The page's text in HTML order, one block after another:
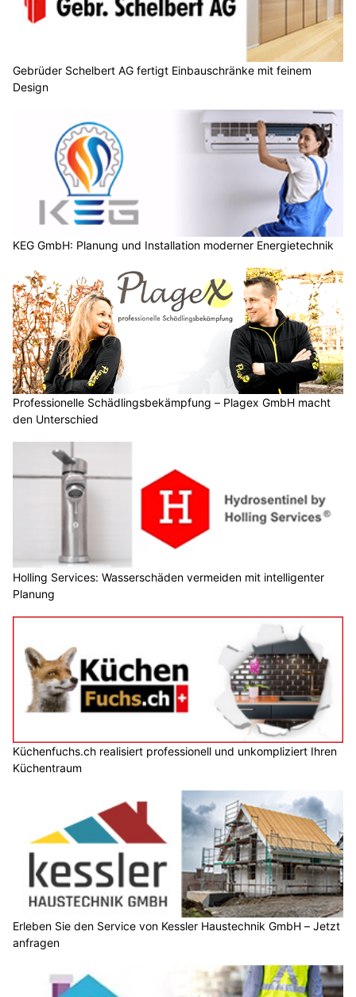
Gebrüder Schelbert AG fertigt Einbauschränke mit feinem
Design
KEG GmbH: Planung und Installation moderner Energietechnik
Professionelle Schädlingsbekämpfung – Plagex GmbH macht
den Unterschied
Holling Services: Wasserschäden vermeiden mit intelligenter
Planung
Küchenfuchs.ch realisiert professionell und unkompliziert Ihren
Küchentraum
Erleben Sie den Service von Kessler Haustechnik GmbH – Jetzt
anfragen